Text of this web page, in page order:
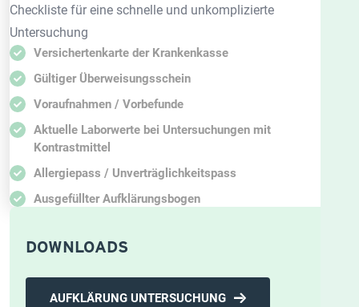
Checkliste für eine schnelle und unkomplizierte
Untersuchung
Versichertenkarte der Krankenkasse
Gültiger Überweisungsschein
Voraufnahmen / Vorbefunde
Aktuelle Laborwerte bei Untersuchungen mit
Kontrastmittel
Allergiepass / Unverträglichkeitspass
Ausgefüllter Aufklärungsbogen
DOWNLOADS
AUFKLÄRUNG UNTERSUCHUNG